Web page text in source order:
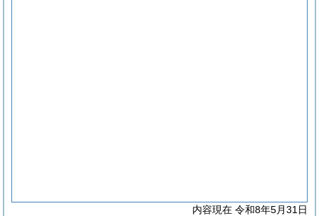
内容現在 令和8年5月31日